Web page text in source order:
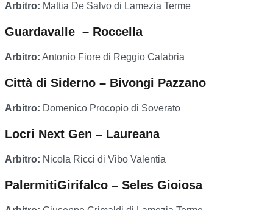
Arbitro: Mattia De Salvo di Lamezia Terme
Guardavalle – Roccella
Arbitro: Antonio Fiore di Reggio Calabria
Città di Siderno – Bivongi Pazzano
Arbitro: Domenico Procopio di Soverato
Locri Next Gen – Laureana
Arbitro: Nicola Ricci di Vibo Valentia
PalermitiGirifalco – Seles Gioiosa